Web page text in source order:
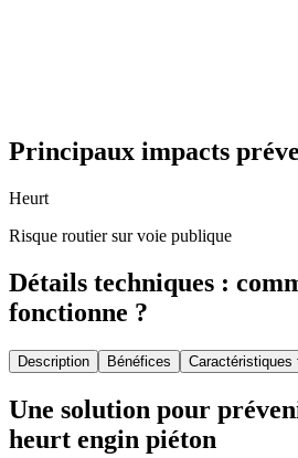
Principaux impacts
Heurt
Risque routier sur voie publique
Détails techniques :
fonctionne ?
Description Bénéfices Caractéristiques
Une solution pour
heurt engin piéton